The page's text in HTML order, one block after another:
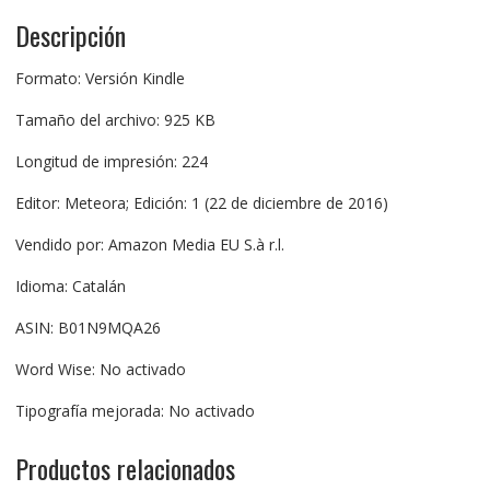
Descripción
Formato: Versión Kindle
Tamaño del archivo: 925 KB
Longitud de impresión: 224
Editor: Meteora; Edición: 1 (22 de diciembre de 2016)
Vendido por: Amazon Media EU S.à r.l.
Idioma: Catalán
ASIN: B01N9MQA26
Word Wise: No activado
Tipografía mejorada: No activado
Productos relacionados